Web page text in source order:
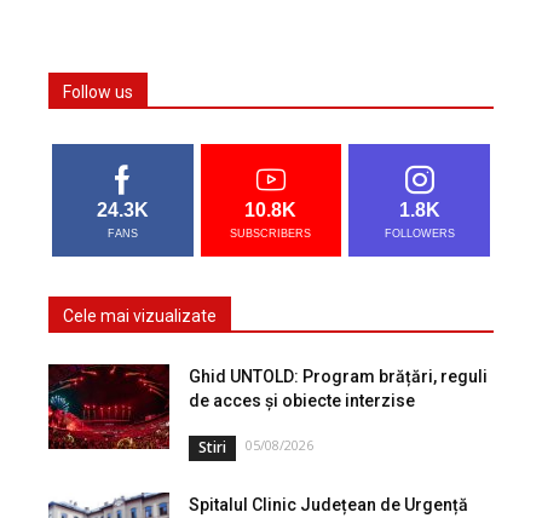
Follow us
24.3K
FANS
10.8K
SUBSCRIBERS
1.8K
FOLLOWERS
Cele mai vizualizate
Ghid UNTOLD: Program brățări, reguli
de acces și obiecte interzise
Stiri 05/08/2026
Spitalul Clinic Județean de Urgență